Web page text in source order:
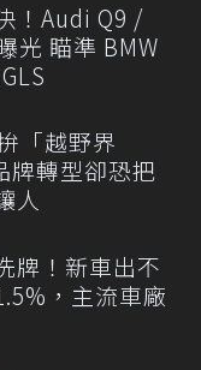
！Audi Q9 /
光 瞄準 BMW
「越野界
轉型卻恐把
人
牌！新車出不
，主流車廠